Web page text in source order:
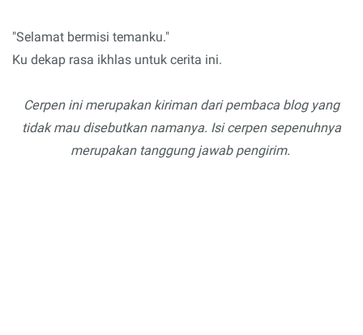
"Selamat bermisi temanku."
Ku dekap rasa ikhlas untuk cerita ini.
Cerpen ini merupakan kiriman dari pembaca blog yang
tidak mau disebutkan namanya. Isi cerpen sepenuhnya
merupakan tanggung jawab pengirim.